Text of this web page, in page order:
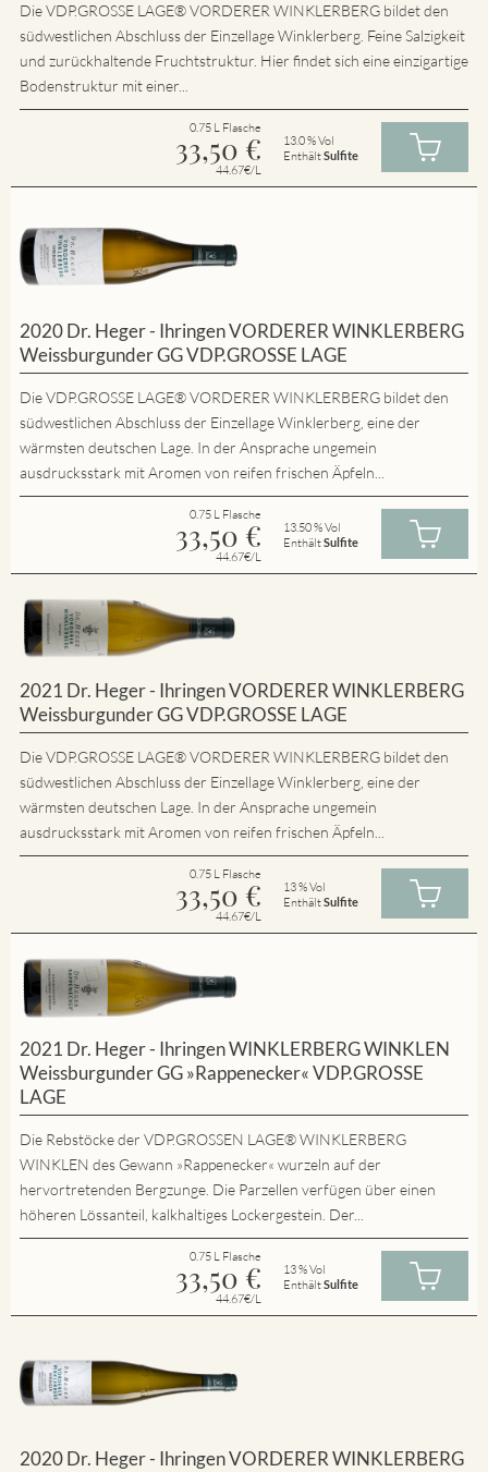
Die VDP.GROSSE LAGE® VORDERER WINKLERBERG bildet den
südwestlichen Abschluss der Einzellage Winklerberg. Feine Salzigkeit
und zurückhaltende Fruchtstruktur. Hier findet sich eine einzigartige
Bodenstruktur mit einer...
0.75 L Flasche
33,50 €
44.67€/L
13.0 % Vol
EnthältSulfite
2020 Dr. Heger - Ihringen VORDERER WINKLERBERG
Weissburgunder GG VDP.GROSSE LAGE
Die VDP.GROSSE LAGE® VORDERER WINKLERBERG bildet den
südwestlichen Abschluss der Einzellage Winklerberg, eine der
wärmsten deutschen Lage. In der Ansprache ungemein
ausdrucksstark mit Aromen von reifen frischen Äpfeln...
0.75 L Flasche
33,50 €
44.67€/L
13.50 % Vol
EnthältSulfite
2021 Dr. Heger - Ihringen VORDERER WINKLERBERG
Weissburgunder GG VDP.GROSSE LAGE
Die VDP.GROSSE LAGE® VORDERER WINKLERBERG bildet den
südwestlichen Abschluss der Einzellage Winklerberg, eine der
wärmsten deutschen Lage. In der Ansprache ungemein
ausdrucksstark mit Aromen von reifen frischen Äpfeln...
0.75 L Flasche
33,50 €
44.67€/L
13 % Vol
EnthältSulfite
2021 Dr. Heger - Ihringen WINKLERBERG WINKLEN
Weissburgunder GG »Rappenecker« VDP.GROSSE
LAGE
Die Rebstöcke der VDP.GROSSEN LAGE® WINKLERBERG
WINKLEN des Gewann »Rappenecker« wurzeln auf der
hervortretenden Bergzunge. Die Parzellen verfügen über einen
höheren Lössanteil, kalkhaltiges Lockergestein. Der...
0.75 L Flasche
33,50 €
44.67€/L
13 % Vol
EnthältSulfite
2020 Dr. Heger - Ihringen VORDERER WINKLERBERG